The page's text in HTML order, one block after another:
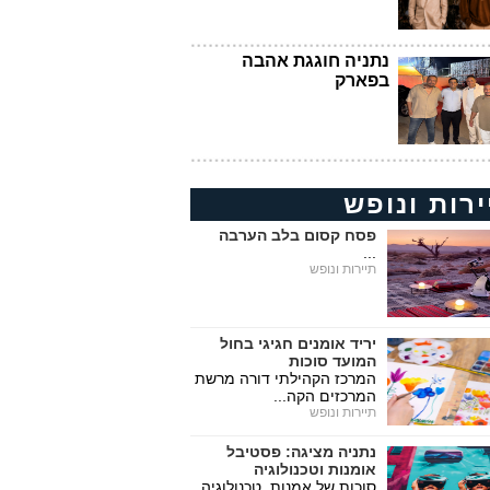
נתניה חוגגת אהבה
בפארק
ונופש
פסח קסום בלב הערבה
תיירות ונופש
יריד אומנים חגיגי בחול
המועד סוכות
המרכז הקהילתי דורה מרשת
המרכזים הקה...
תיירות ונופש
נתניה מציגה: פסטיבל
אומנות וטכנולוגיה